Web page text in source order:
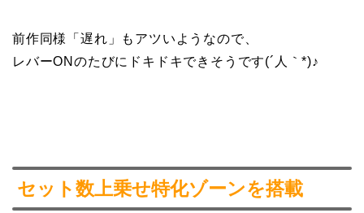
前作同様「遅れ」もアツいようなので、
レバーONのたびにドキドキできそうです(´人｀*)♪
セット数上乗せ特化ゾーンを搭載